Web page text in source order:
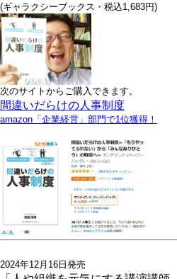
(ギャラクシーブックス・税込1,683円)
次のサイトからご購入できます。
間違いだらけの人事制度
amazon「企業経営」部門で1位獲得！
2024年12月16日発売